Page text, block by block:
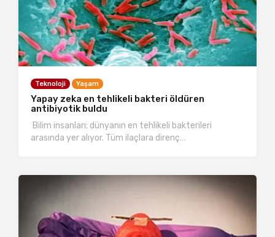
Teknoloji Yaşam
Yapay zeka en tehlikeli bakteri öldüren
antibiyotik buldu
Bilim insanları; dünyanın en tehlikeli bakterileri
arasında yer alıyor. Tüm ilaçlara direnç…